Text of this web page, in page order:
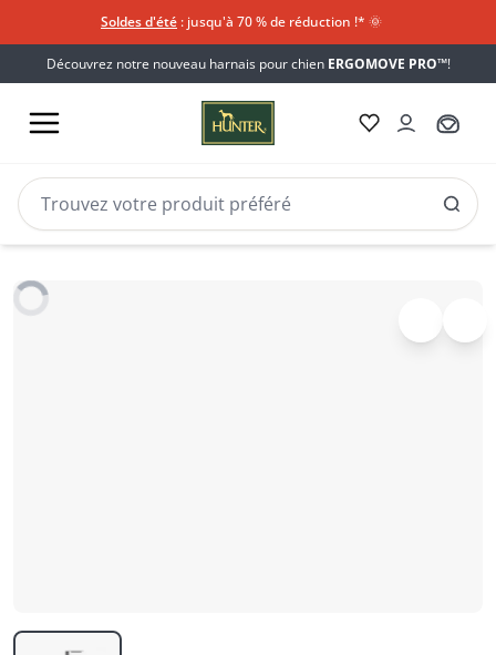
Soldes d'été : jusqu'à 70 % de réduction !*​ 🌞
Découvrez notre nouveau harnais pour chien ERGOMOVE PRO™!